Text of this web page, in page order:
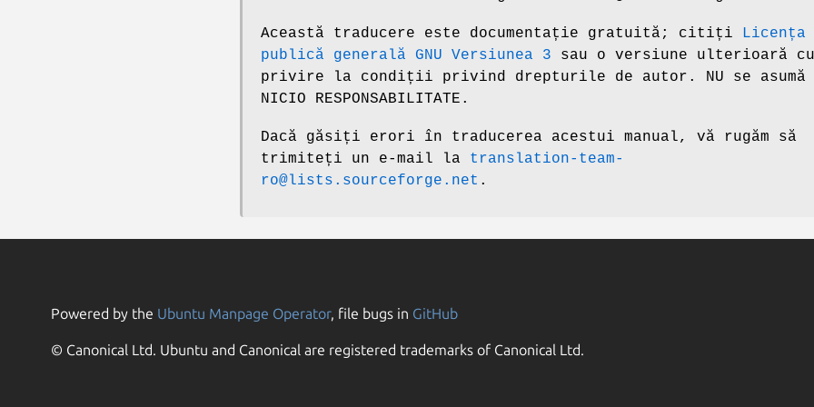
Această traducere este documentație gratuită; citiți Licența
publică generală GNU Versiunea 3 sau o versiune ulterioară cu
privire la condiții privind drepturile de autor. NU se asumă
NICIO RESPONSABILITATE.
Dacă găsiți erori în traducerea acestui manual, vă rugăm să
trimiteți un e-mail la translation-team-
ro@lists.sourceforge.net .
Powered by the Ubuntu Manpage Operator, file bugs in GitHub
© Canonical Ltd. Ubuntu and Canonical are registered trademarks of Canonical Ltd.